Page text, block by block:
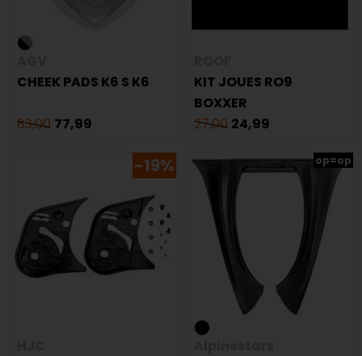
CHEEK PADS K6 S K6
83,00 77,99
KIT JOUES RO9
BOXXER
27,00 24,99
-19% op=op